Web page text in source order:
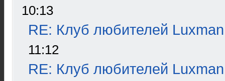
10:13
RE: Клуб любителей Luxman
11:12
RE: Клуб любителей Luxman